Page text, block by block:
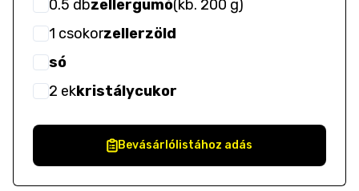
0.5 dbzellergumó(kb. 200 g)
1 csokorzellerzöld
só
2 ekkristálycukor
Bevásárlólistához adás